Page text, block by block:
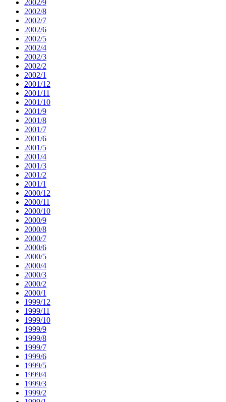
2002/9
2002/8
2002/7
2002/6
2002/5
2002/4
2002/3
2002/2
2002/1
2001/12
2001/11
2001/10
2001/9
2001/8
2001/7
2001/6
2001/5
2001/4
2001/3
2001/2
2001/1
2000/12
2000/11
2000/10
2000/9
2000/8
2000/7
2000/6
2000/5
2000/4
2000/3
2000/2
2000/1
1999/12
1999/11
1999/10
1999/9
1999/8
1999/7
1999/6
1999/5
1999/4
1999/3
1999/2